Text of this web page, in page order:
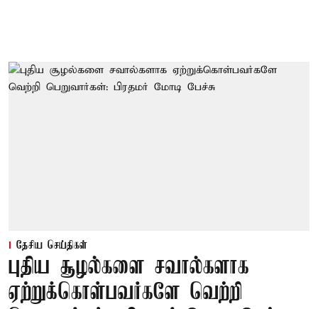
தேசிய செய்திகள்
புதிய சூழல்களை சவால்களாக
ஏற்றுக்கொள்பவர்களே வெற்றி